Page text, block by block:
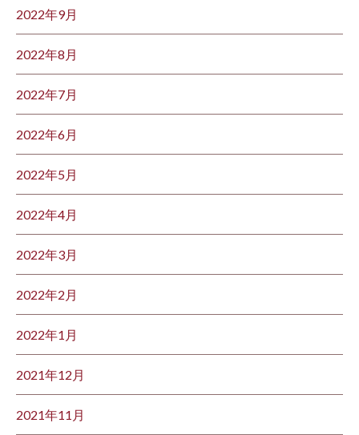
2022年9月
2022年8月
2022年7月
2022年6月
2022年5月
2022年4月
2022年3月
2022年2月
2022年1月
2021年12月
2021年11月